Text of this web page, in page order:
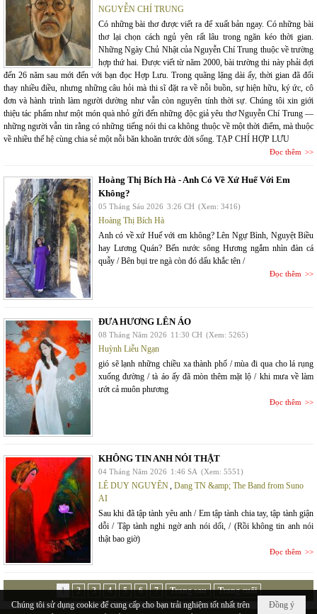
NGUYỄN CHÍ TRUNG
Có những bài thơ được viết ra để xuất bản ngay. Có những bài
thơ lại chọn cách ngủ yên rất lâu trong ngăn kéo thời gian.
Những Ngày Chủ Nhật của Nguyễn Chí Trung thuộc về trường
hợp thứ hai. Được viết từ năm 2000, bài trường thi này phải đợi
đến 26 năm sau mới đến với bạn đọc Hợp Lưu. Trong quãng lặng dài ấy, thời gian đã đổi
thay nhiều điều, nhưng những câu hỏi mà thi sĩ đặt ra về nỗi buồn, sự hiện hữu, ký ức, cô
đơn và hành trình làm người dường như vẫn còn nguyên tính thời sự. Chúng tôi xin giới
thiệu tác phẩm như một món quà nhỏ gửi đến những độc giả yêu thơ Nguyễn Chí Trung —
những người vẫn tin rằng có những tiếng nói thi ca không thuộc về một thời điểm, mà thuộc
về nhiều thế hệ cùng chia sẻ một nỗi băn khoăn trước đời sống. TẠP CHÍ HỢP LƯU
Đọc thêm
Hoàng Thị Bích Hà - Anh Có Về Xứ Huế Với Em
Không?
05 Tháng Sáu 2026 3:26 CH (Xem: 3416)
Hoàng Thị Bích Hà
Anh có về xứ Huế với em không? Lên Ngự Bình, Nguyệt Biều
hay Lương Quán? Bến nước sông Hương ngắm nhìn đàn cá
quẫy / Bên bụi tre ngà còn đó dấu khắc tên /
Đọc thêm
ĐƯA HƯƠNG LÊN ÁO
08 Tháng Năm 2026 11:30 CH (Xem: 5265)
Huỳnh Liễu Ngạn
gió sẽ lạnh những chiều xa thành phố / mùa đi qua cho lá rụng
xuống đường / tà áo ấy đã mòn thêm mặt lộ / khi mưa về làm
ướt cả muôn phương
Đọc thêm
KHÔNG TIN ANH NÓI THẬT
04 Tháng Năm 2026 1:46 SA (Xem: 5551)
LÊ DUY NGUYÊN, Dang TN &amp; The Band from Suno
AI
Sau khi đã tập tành yêu anh / Em tập tành chia tay, tập tành giận
dỗi / Tập tành nghi ngờ anh nói dối, / (Rồi không tin anh nói
thật bao giờ)
Đọc thêm
1 2 3 4 5 6 7 Trang sau
Trang cuối
Đồng ý
Chúng tôi sử dụng cookie để cung cấp cho bạn trải nghiệm tốt nhất trên